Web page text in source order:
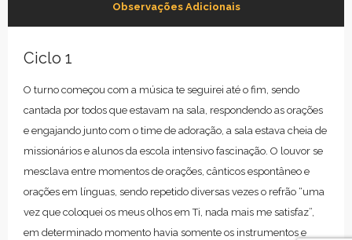
Observações Adicionais
Ciclo 1
O turno começou com a música te seguirei até o fim, sendo
cantada por todos que estavam na sala, respondendo as orações
e engajando junto com o time de adoração, a sala estava cheia de
missionários e alunos da escola intensivo fascinação. O louvor se
mesclava entre momentos de orações, cânticos espontâneo e
orações em línguas, sendo repetido diversas vezes o refrão “uma
vez que coloquei os meus olhos em Ti, nada mais me satisfaz”,
em determinado momento havia somente os instrumentos e